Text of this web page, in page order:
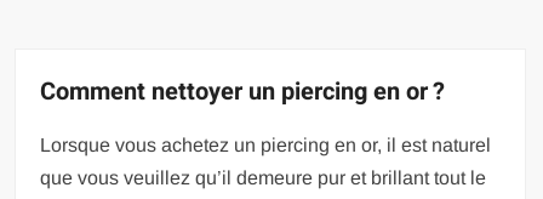
Comment nettoyer un piercing en or ?
Lorsque vous achetez un piercing en or, il est naturel
que vous veuillez qu’il demeure pur et brillant tout le